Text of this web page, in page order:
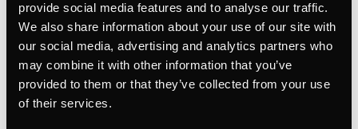
provide social media features and to analyse our traffic.
We also share information about your use of our site with
our social media, advertising and analytics partners who
may combine it with other information that you’ve
provided to them or that they’ve collected from your use
of their services.
Couleur
+ DÉTAILS